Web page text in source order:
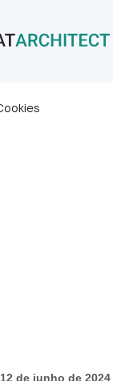
12 de junho de 2024